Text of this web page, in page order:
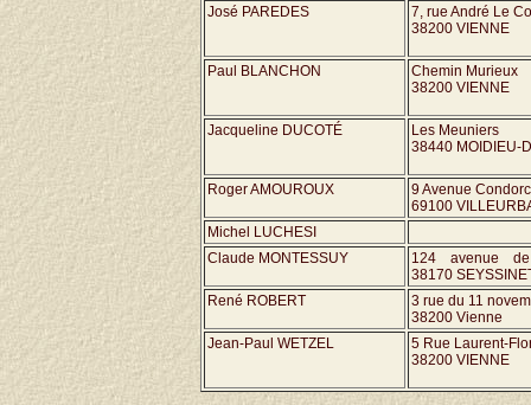
José PAREDES
7, rue André Le
38200 VIENNE
Paul BLANCHON
Chemin Murieux
38200 VIENNE
Jacqueline DUCOTÉ
Les Meuniers
38440 MOIDIEU-
Roger AMOUROUX
9 Avenue
69100
Michel LUCHESI
Claude MONTESSUY
124 avenue
38170
René ROBERT
3 rue du 11
38200 Vienne
Jean-Paul WETZEL
5 Rue Laurent-
38200 VIENNE